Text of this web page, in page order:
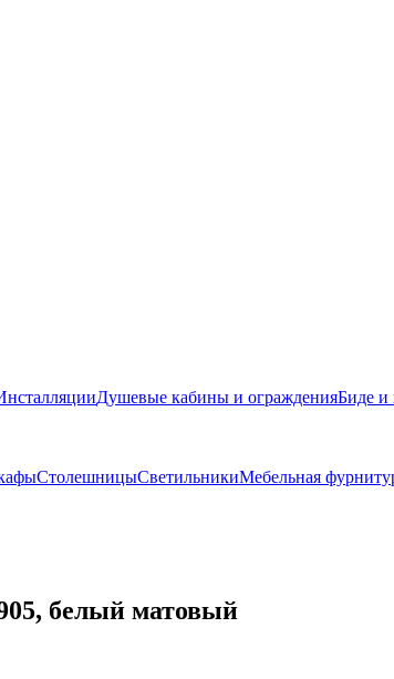
Душевые кабины и огражденияБиде и
СтолешницыСветильникиМебельная
белый матовый